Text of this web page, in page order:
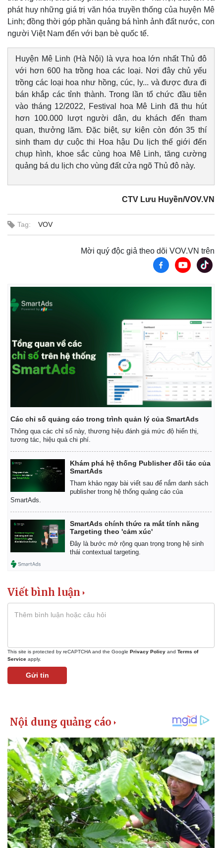
Giá cà phê
Pháp luật
Tin nóng
Quân sự - Quốc phòng
Vũ khí
phát huy những giá trị văn hóa truyền thống của huyện Mê
Linh; đồng thời góp phần quảng bá hình ảnh đất nước, con
người Việt Nam đến với bạn bè quốc tế.
Huyện Mê Linh (Hà Nội) là vựa hoa lớn nhất Thủ đô
với hơn 600 ha trồng hoa các loại. Nơi đây chủ yếu
trồng các loại hoa như hồng, cúc, ly... và được đưa đi
bán khắp các tỉnh thành. Trong lần tổ chức đầu tiên
vào tháng 12/2022, Festival hoa Mê Linh đã thu hút
hơn 100.000 lượt người dân, du khách đến tham
quan, thưởng lãm. Đặc biệt, sự kiện còn đón 35 thí
sinh tham dự cuộc thi Hoa hậu Du lịch thế giới đến
chụp hình, khoe sắc cùng hoa Mê Linh, tăng cường
quảng bá du lịch cho vùng đất cửa ngõ Thủ đô này.
CTV Lưu Huyền/VOV.VN
Tag: VOV
Mời quý độc giả theo dõi VOV.VN trên
Các chỉ số quảng cáo trong trình quản lý của SmartAds
Thông qua các chỉ số này, thương hiệu đánh giá mức độ hiển thị,
tương tác, hiệu quả chi phí.
Khám phá hệ thống Publisher đối tác của
SmartAds
Tham khảo ngay bài viết sau để nắm danh sách
publisher trong hệ thống quảng cáo của
SmartAds.
SmartAds chính thức ra mắt tính năng
Targeting theo 'cảm xúc'
Đây là bước mở rộng quan trọng trong hệ sinh
thái contextual targeting.
Viết bình luận
This site is protected by reCAPTCHA and the Google Privacy Policy and Terms of
Service apply.
Gửi tin